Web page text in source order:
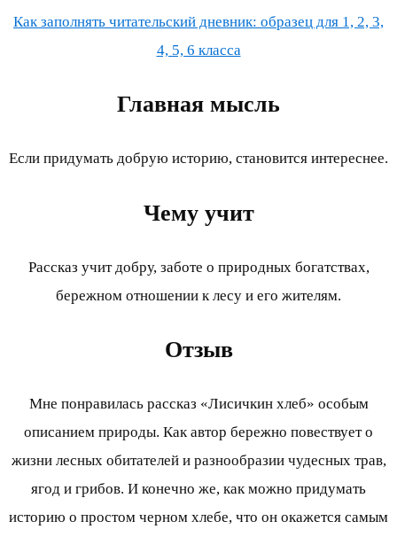
Как заполнять читательский дневник: образец для 1, 2, 3,
4, 5, 6 класса
Главная мысль
Если придумать добрую историю, становится интереснее.
Чему учит
Рассказ учит добру, заботе о природных богатствах,
бережном отношении к лесу и его жителям.
Отзыв
Мне понравилась рассказ «Лисичкин хлеб» особым
описанием природы. Как автор бережно повествует о
жизни лесных обитателей и разнообразии чудесных трав,
ягод и грибов. И конечно же, как можно придумать
историю о простом черном хлебе, что он окажется самым